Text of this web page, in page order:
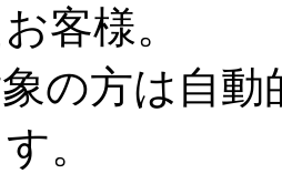
客様。
の方は自動
。